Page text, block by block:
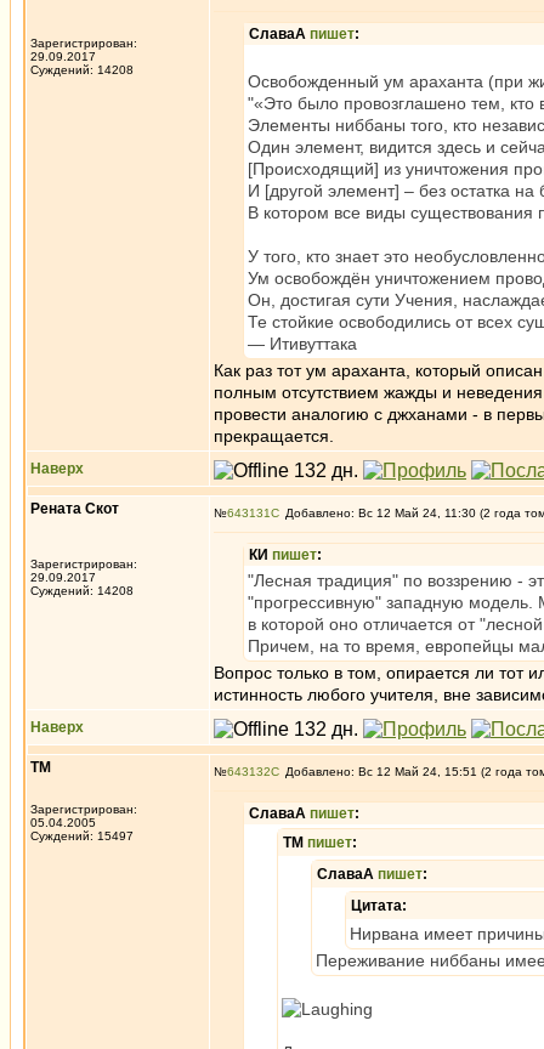
Зарегистрирован:
29.09.2017
Суждений: 14208
СлаваА пишет:
Освобожденный ум араханта (при
"«Это было провозглашено тем, кто
Элементы ниббаны того, кто
Один элемент, видится здесь и
[Происходящий] из уничтожения
И [другой элемент] – без остатка
В котором все виды
У того, кто знает это
Ум освобождён уничтожением
Он, достигая сути Учения,
Те стойкие освободились от всех
— Итивуттака
Как раз тот ум араханта, который
полным отсутствием жажды и
провести аналогию с джханами - в
прекращается.
Наверх
Рената Скот
Зарегистрирован:
29.09.2017
Суждений: 14208
№643131 Добавлено: Вс 12 Май 24, 11:30 (2 года
КИ пишет:
"Лесная традиция" по воззрению -
"прогрессивную" западную модель.
в которой оно отличается от
Причем, на то время, европейцы
Вопрос только в том, опирается ли тот
истинность любого учителя, вне
Наверх
ТМ
Зарегистрирован:
05.04.2005
Суждений: 15497
№643132 Добавлено: Вс 12 Май 24, 15:51 (2 года
СлаваА пишет:
ТМ пишет:
СлаваА пишет:
Цитата:
Нирвана имеет
Переживание ниббаны